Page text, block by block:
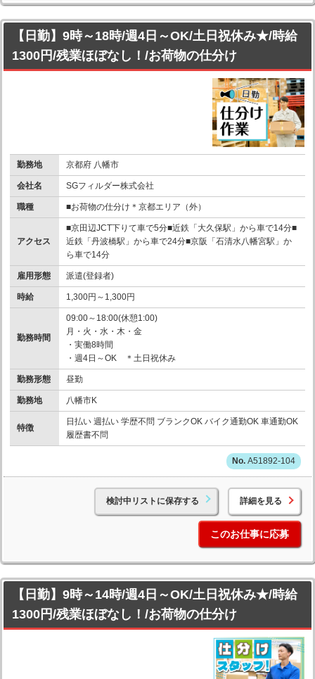
【日勤】9時～18時/週4日～OK/土日祝休み★/時給
1300円/残業ほぼなし！/お荷物の仕分け
勤務地 京都府 八幡市
会社名 SGフィルダー株式会社
職種 ■お荷物の仕分け＊京都エリア（外）
アクセス
■京田辺JCT下りて車で5分■近鉄「大久保駅」から車で14分■
近鉄「丹波橋駅」から車で24分■京阪「石清水八幡宮駅」か
ら車で14分
雇用形態 派遣(登録者)
時給 1,300円～1,300円
勤務時間
09:00～18:00(休憩1:00)
月・火・水・木・金
・実働8時間
・週4日～OK ＊土日祝休み
勤務形態 昼勤
勤務地 八幡市K
特徴
日払い 週払い 学歴不問 ブランクOK バイク通勤OK 車通勤OK
履歴書不問
A51892-104
検討中リストに保存する 詳細を見る
このお仕事に応募
【日勤】9時～14時/週4日～OK/土日祝休み★/時給
1300円/残業ほぼなし！/お荷物の仕分け